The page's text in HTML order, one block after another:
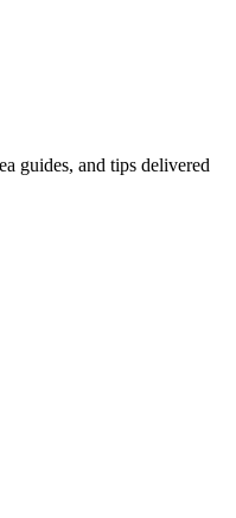
guides, and tips delivered